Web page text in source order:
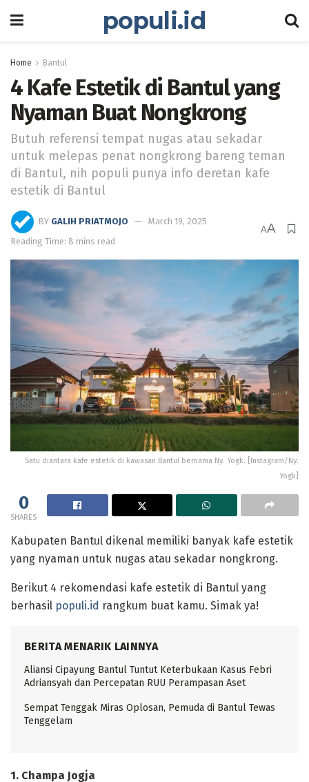
populi.id
Home Bantul
4 Kafe Estetik di Bantul yang
Nyaman Buat Nongkrong
Butuh referensi tempat nugas atau sekadar
untuk melepas penat nongkrong bareng teman
di Bantul, nih populi punya info deretan kafe
estetik di Bantul
BY GALIH PRIATMOJO
March 19, 2025
Reading Time: 8 mins read
AA
Satu diantara kafe estetik di kawasan Bantul bernama Ny. Yogk. [Instagram/Ny.
Yogk]
0
SHARES
Kabupaten Bantul dikenal memiliki banyak kafe estetik
yang nyaman untuk nugas atau sekadar nongkrong.
Berikut 4 rekomendasi kafe estetik di Bantul yang
berhasil populi.id rangkum buat kamu. Simak ya!
BERITA MENARIK LAINNYA
Aliansi Cipayung Bantul Tuntut Keterbukaan Kasus Febri
Adriansyah dan Percepatan RUU Perampasan Aset
Sempat Tenggak Miras Oplosan, Pemuda di Bantul Tewas
Tenggelam
1. Champa Jogja